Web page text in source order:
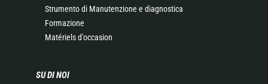
Strumento di Manutenzione e diagnostica
Formazione
Matériels d'occasion
SU DI NOI